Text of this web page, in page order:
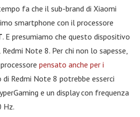
fa che il sub-brand di Xiaomi
smartphone con il processore
. E presumiamo che questo dispositivo
Note 8. Per chi non lo sapesse,
pensato anche per i
di Redmi Note 8 potrebbe esserci
e un display con frequenza
Hz.